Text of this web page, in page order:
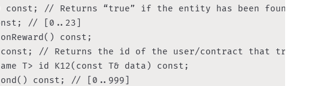
// Returns “true” if the entity has been found,
// [0..23]
const;
// Returns the id of the user/contract that triggered
T> id K12(const T& data) const;
const; // [0..999]